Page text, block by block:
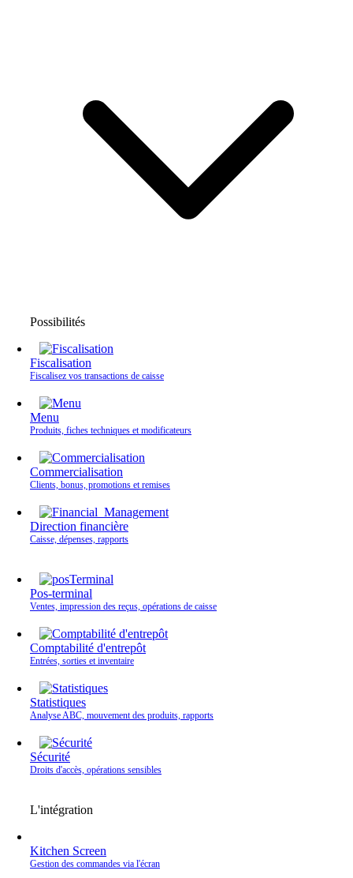
Possibilités
Fiscalisation
Fiscalisez vos transactions de caisse
Menu
Produits, fiches techniques et modificateurs
Commercialisation
Clients, bonus, promotions et remises
Direction financière
Caisse, dépenses, rapports
Pos-terminal
Ventes, impression des reçus, opérations de caisse
Comptabilité d'entrepôt
Entrées, sorties et inventaire
Statistiques
Analyse ABC, mouvement des produits, rapports
Sécurité
Droits d'accès, opérations sensibles
L'intégration
Kitchen Screen
Gestion des commandes via l'écran